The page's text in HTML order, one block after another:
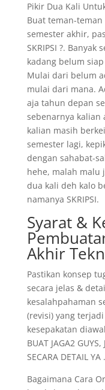
Pikir Dua Kali
Buat teman-
semester akhir,
SKRIPSI ?.
kadang belum siap
Mulai dari belum
mulai dari mana.
aja tahun depan
sebenarnya
kalian masih
semester lagi,
dengan sahabat-
hehe, malah malu
dua kali deh kalo
namanya SKRIPSI.
Syarat &
Akhir
Pastikan konsep
secara jelas &
kesalahpahaman
(revisi) yang
kesepakatan
BUAT JAGA2
SECARA DETAIL YA
Bagaimana Cara